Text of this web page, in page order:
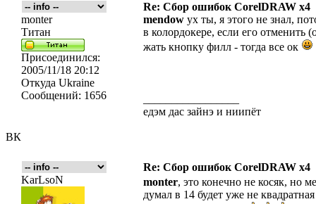
ВК
Re: Сбор ошибок CorelDRAW x4
monter
Титан
Присоединился:
2005/11/18 20:12
Откуда Ukraine
Сообщений: 1656
mendow ух ты, я этого не знал,
в колордокере, если его отменить
жать кнопку филл - тогда все ок
едэм дас зайнэ и ниипёт
Re: Сбор ошибок CorelDRAW x4
KarLsoN
monter, это конечно не косяк, но
думал в 14 будет уже не